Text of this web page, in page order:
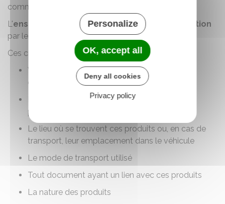
commercial (revente).
L'ensemble des critèresest pris en considération
par les agents des douanes.
Ces critères sont les suivants :
Votre activité économique et votre statut
commercial
Les motifs pour lesquels vous détenez ces
produits
Le lieu où se trouvent ces produits ou, en cas de
transport, leur emplacement dans le véhicule
Le mode de transport utilisé
Tout document ayant un lien avec ces produits
La nature des produits
Personalize
OK, accept all
Deny all cookies
Privacy policy